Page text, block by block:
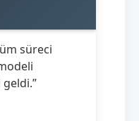
süreci